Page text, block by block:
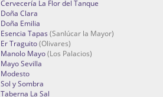
Cervecería La Flor del Tanque
Doña Clara
Doña Emilia
Esencia Tapas (Sanlúcar la Mayor)
Er Traguito(Olivares)
Manolo Mayo(Los Palacios)
Mayo Sevilla
Modesto
Sol y Sombra
Taberna La Sal